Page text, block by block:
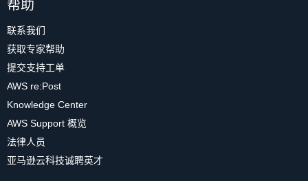
帮助
联系我们
获取专家帮助
提交支持工单
AWS re:Post
Knowledge Center
AWS Support 概览
法律人员
亚马逊云科技诚聘英才